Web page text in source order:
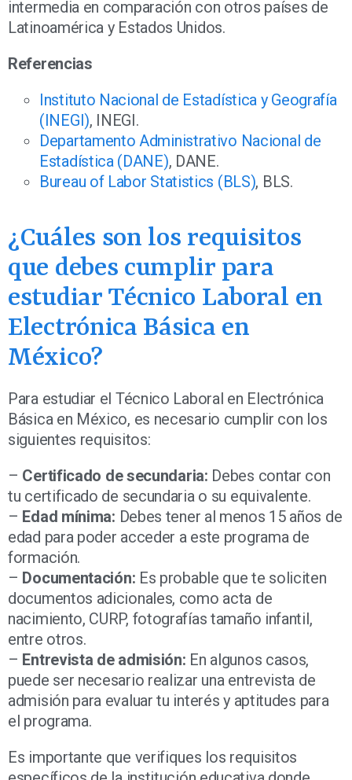
intermedia en comparación con otros países de
Latinoamérica y Estados Unidos.
Referencias
Instituto Nacional de Estadística y Geografía
(INEGI), INEGI.
Departamento Administrativo Nacional de
Estadística (DANE), DANE.
Bureau of Labor Statistics (BLS), BLS.
¿Cuáles son los requisitos
que debes cumplir para
estudiar Técnico Laboral en
Electrónica Básica en
México?
Para estudiar el Técnico Laboral en Electrónica
Básica en México, es necesario cumplir con los
siguientes requisitos:
– Certificado de secundaria: Debes contar con
tu certificado de secundaria o su equivalente.
– Edad mínima: Debes tener al menos 15 años de
edad para poder acceder a este programa de
formación.
– Documentación: Es probable que te soliciten
documentos adicionales, como acta de
nacimiento, CURP, fotografías tamaño infantil,
entre otros.
– Entrevista de admisión: En algunos casos,
puede ser necesario realizar una entrevista de
admisión para evaluar tu interés y aptitudes para
el programa.
Es importante que verifiques los requisitos